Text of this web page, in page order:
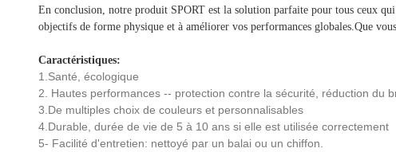
En conclusion, notre produit SPORT est la solution parfaite pour tous ceux
objectifs de forme physique et à améliorer vos performances globales.Que
Caractéristiques:
1.Santé, écologique
2. Hautes performances -- protection contre la sécurité, réduction du
3.De multiples choix de couleurs et personnalisables
4.Durable, durée de vie de 5 à 10 ans si elle est utilisée correctement
5- Facilité d'entretien: nettoyé par un balai ou un chiffon.